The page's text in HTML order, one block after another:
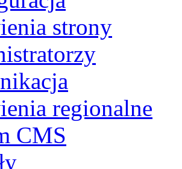
strony
regionalne
CMS